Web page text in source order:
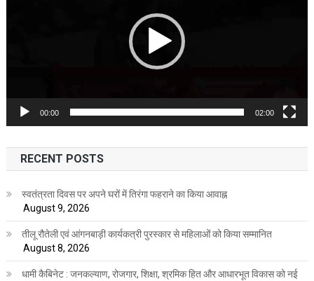
00:00 02:00
RECENT POSTS
स्वतंत्रता दिवस पर अपने घरों में तिरंगा फहराने का किया आवाह्न
August 9, 2026
तीलू रौतेली एवं आंगनबाड़ी कार्यकत्री पुरस्कार से महिलाओं को किया सम्मानित
August 8, 2026
धामी कैबिनेट : जनकल्याण, रोजगार, शिक्षा, श्रमिक हित और आधारभूत विकास को नई